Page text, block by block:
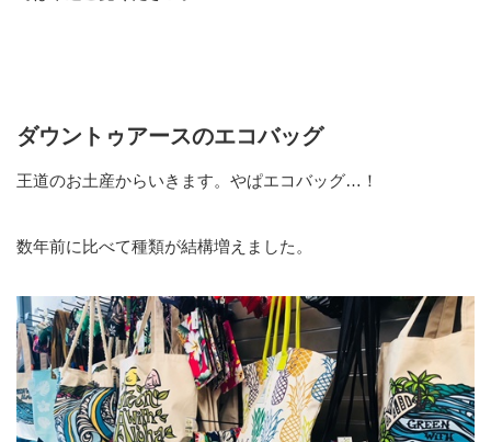
ダウントゥアースのエコバッグ
王道のお土産からいきます。やぱエコバッグ…！
数年前に比べて種類が結構増えました。